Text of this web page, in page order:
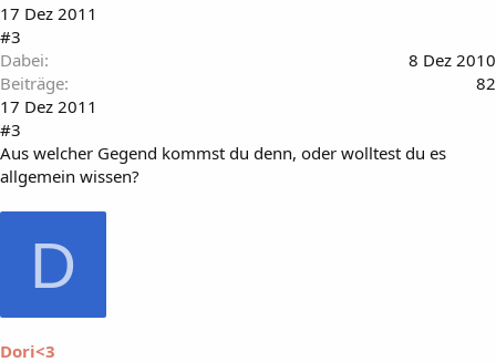
17 Dez 2011
#3
Dabei
8 Dez 2010
Beiträge
82
17 Dez 2011
#3
Aus welcher Gegend kommst du denn, oder wolltest du es
allgemein wissen?
D
Dori<3